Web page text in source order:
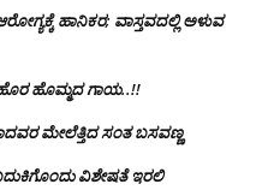
ಹಾನಿಕರ; ವಾಸ್ತವದಲ್ಲಿ ಅಳುವ
ಹೊಮ್ಮದ ಗಾಯ..!!
ಮೇಲೆತ್ತಿದ ಸಂತ ಬಸವಣ್ಣ
ವಿಶೇಷತೆ ಇರಲಿ